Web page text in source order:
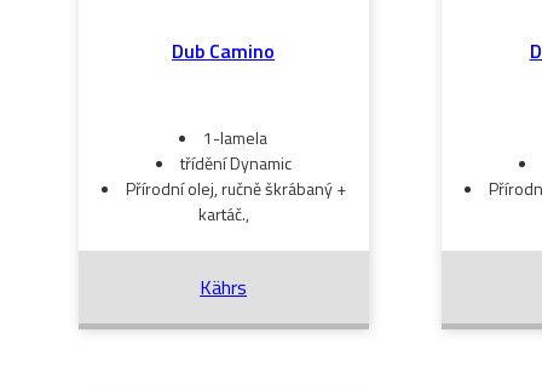
Dub Camino
1-lamela
třídění Dynamic
Přírodní olej, ručně škrábaný +
kartáč.,
Kährs